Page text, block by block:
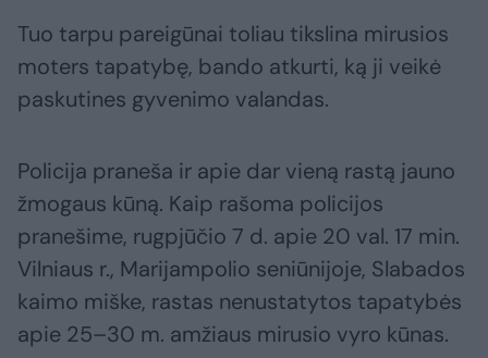
Tuo tarpu pareigūnai toliau tikslina mirusios
moters tapatybę, bando atkurti, ką ji veikė
paskutines gyvenimo valandas.
Policija praneša ir apie dar vieną rastą jauno
žmogaus kūną. Kaip rašoma policijos
pranešime, rugpjūčio 7 d. apie 20 val. 17 min.
Vilniaus r., Marijampolio seniūnijoje, Slabados
kaimo miške, rastas nenustatytos tapatybės
apie 25–30 m. amžiaus mirusio vyro kūnas.